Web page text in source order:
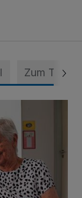
Zum Thema